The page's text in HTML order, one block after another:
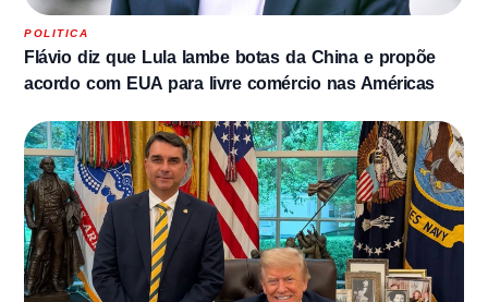
POLITICA
Flávio diz que Lula lambe botas da China e propõe
acordo com EUA para livre comércio nas Américas